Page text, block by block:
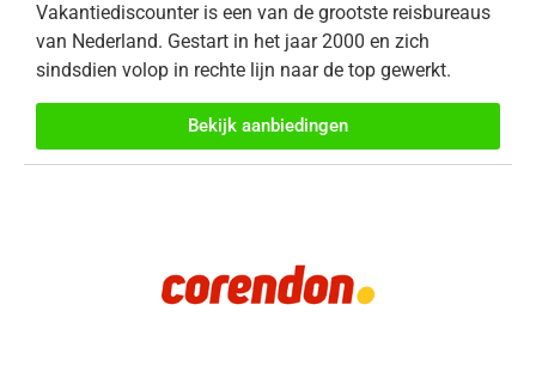
Vakantiediscounter is een van de grootste reisbureaus
van Nederland. Gestart in het jaar 2000 en zich
sindsdien volop in rechte lijn naar de top gewerkt.
Bekijk aanbiedingen